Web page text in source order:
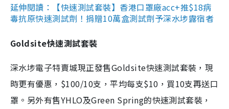
延伸閱讀：【快速測試套裝】香港口罩廠acc+推$18病
毒抗原快速測試劑！捐贈10萬盒測試劑予深水埗露宿者
Goldsite快速測試套裝
深水埗電子特賣城現正發售Goldsite快速測試套裝，現
時更有優惠，$100/10支，平均每支$10，買10支再送口
罩。另外有售YHLO及Green Spring的快速測試套裝，